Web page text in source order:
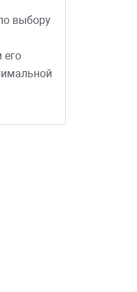
выбору
его